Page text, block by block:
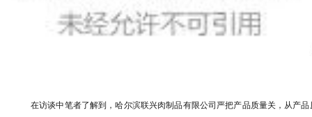
在访谈中笔者了解到，哈尔滨联兴肉制品有限公司严把产品质量关，从产